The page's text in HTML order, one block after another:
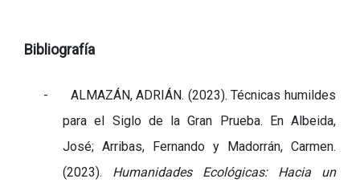
Bibliografía
-
ALMAZÁN, ADRIÁN. (2023). Técnicas humildes
para el Siglo de la Gran Prueba. En Albeida,
José; Arribas, Fernando y Madorrán, Carmen.
(2023). Humanidades Ecológicas: Hacia un